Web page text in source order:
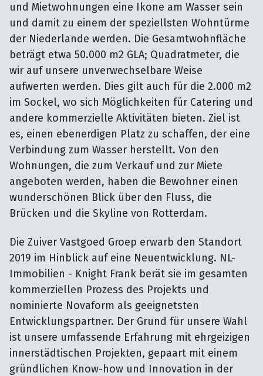
und Mietwohnungen eine Ikone am Wasser sein
und damit zu einem der speziellsten Wohntürme
der Niederlande werden. Die Gesamtwohnfläche
beträgt etwa 50.000 m2 GLA; Quadratmeter, die
wir auf unsere unverwechselbare Weise
aufwerten werden. Dies gilt auch für die 2.000 m2
im Sockel, wo sich Möglichkeiten für Catering und
andere kommerzielle Aktivitäten bieten. Ziel ist
es, einen ebenerdigen Platz zu schaffen, der eine
Verbindung zum Wasser herstellt. Von den
Wohnungen, die zum Verkauf und zur Miete
angeboten werden, haben die Bewohner einen
wunderschönen Blick über den Fluss, die
Brücken und die Skyline von Rotterdam.
Die Zuiver Vastgoed Groep erwarb den Standort
2019 im Hinblick auf eine Neuentwicklung. NL-
Immobilien - Knight Frank berät sie im gesamten
kommerziellen Prozess des Projekts und
nominierte Novaform als geeignetsten
Entwicklungspartner. Der Grund für unsere Wahl
ist unsere umfassende Erfahrung mit ehrgeizigen
innerstädtischen Projekten, gepaart mit einem
gründlichen Know-how und Innovation in der